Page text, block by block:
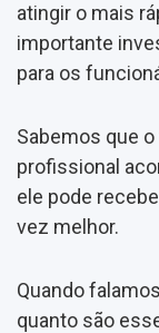
atingir o mais
importante
para os
Sabemos que
profissional
ele pode
vez melhor.
Quando
quanto são